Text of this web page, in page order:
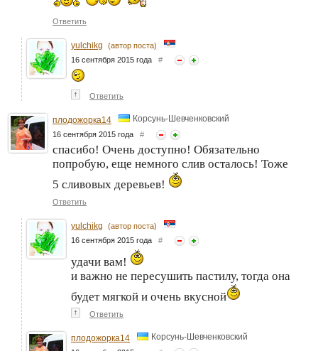
Ответить
yulchikg
(автор поста)
16 сентября 2015 года #
↑ Ответить
плодожорка14 Корсунь-Шевченковский
16 сентября 2015 года #
спасибо! Очень доступно! Обязательно
попробую, еще немного слив осталось! Тоже
5 сливовых деревьев!
Ответить
yulchikg
(автор поста)
16 сентября 2015 года #
удачи вам!
и важно не пересушить пастилу, тогда она
будет мягкой и очень вкусной
↑ Ответить
плодожорка14 Корсунь-Шевченковский